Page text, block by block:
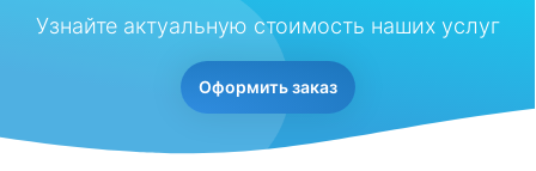
Узнайте актуальную стоимость наших услуг
Оформить заказ